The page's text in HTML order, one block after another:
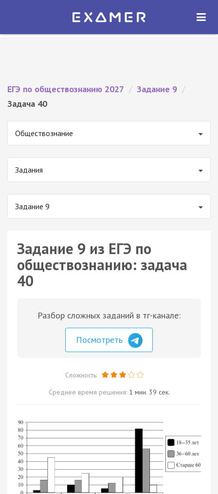
Экзамер — ЕГЭ 2027
ОТКРЫТЬ
ЕГЭ по обществознанию 2027 / Задание 9 /
Задача 40
Обществознание
Задания
Задание 9
Задание 9 из ЕГЭ по
обществознанию: задача
40
Разбор сложных заданий в тг-канале:
Посмотреть
Сложность:
Среднее время решения: 1 мин. 39 сек.